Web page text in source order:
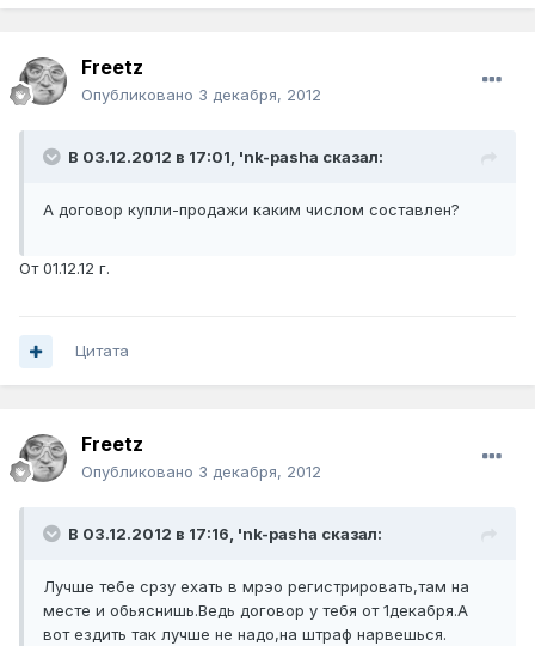
Freetz
Опубликовано 3 декабря, 2012
В 03.12.2012 в 17:01, 'nk-pasha сказал:
А договор купли-продажи каким числом составлен?
От 01.12.12 г.
Цитата
Freetz
Опубликовано 3 декабря, 2012
В 03.12.2012 в 17:16, 'nk-pasha сказал:
Лучше тебе срзу ехать в мрэо регистрировать,там на
месте и обьяснишь.Ведь договор у тебя от 1декабря.А
вот ездить так лучше не надо,на штраф нарвешься.